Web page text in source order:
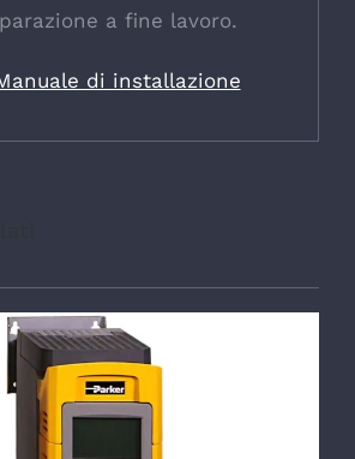
a fine lavoro.
di installazione